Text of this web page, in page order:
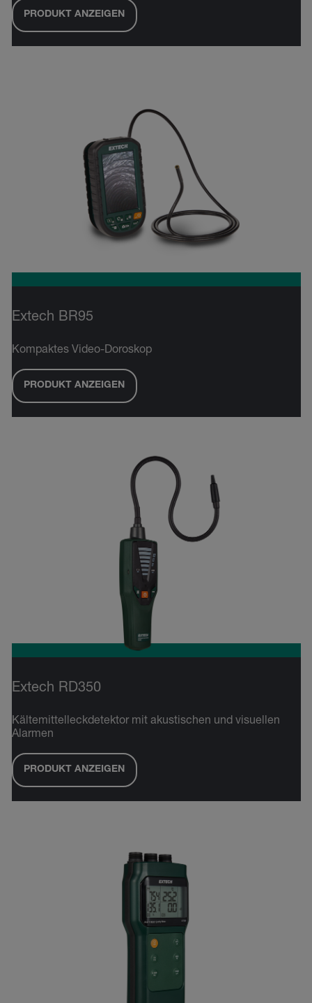
PRODUKT ANZEIGEN
Extech BR95
Kompaktes Video-Doroskop
PRODUKT ANZEIGEN
Extech RD350
Kältemittelleckdetektor mit akustischen und visuellen
Alarmen
PRODUKT ANZEIGEN